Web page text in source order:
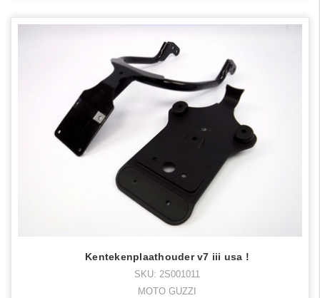
Kentekenplaathouder v7 iii usa !
SKU: 2S001011
MOTO GUZZI